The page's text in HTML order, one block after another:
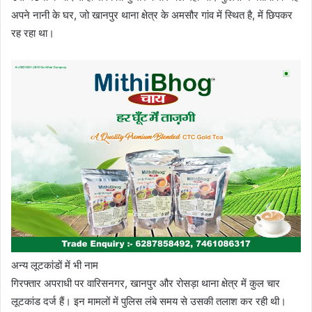
अपने नानी के घर, जो खानपुर थाना क्षेत्र के अमसौर गांव में स्थित है, में छिपकर
रह रहा था।
अन्य लूटकांडों में भी नाम
गिरफ्तार अपराधी पर वारिसनगर, खानपुर और रोसड़ा थाना क्षेत्र में कुल चार
लूटकांड दर्ज हैं। इन मामलों में पुलिस लंबे समय से उसकी तलाश कर रही थी।